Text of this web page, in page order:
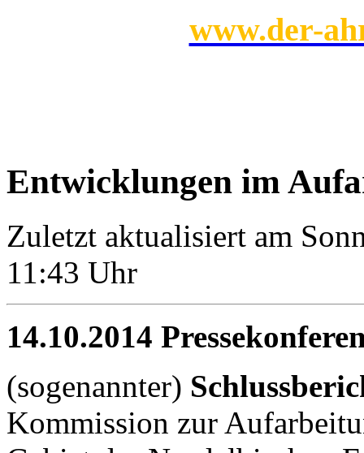
www.der-
Entwicklungen im
Zuletzt aktualisiert am
11:43 Uhr
14.10.2014
(sogenannter)
Kommission zur